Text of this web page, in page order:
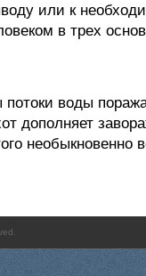
или к
в трех
воды
дополняет
необыкновенно